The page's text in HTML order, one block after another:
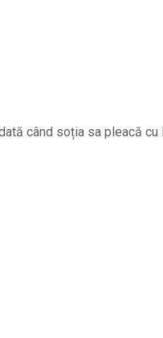
când soția sa pleacă cu